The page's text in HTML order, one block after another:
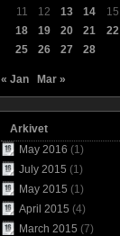
11
12 13 14 15
18
19 20 21 22
25
26 27 28
« Jan Mar »
Arkivet
May 2016 (1)
July 2015 (1)
May 2015 (1)
April 2015 (4)
March 2015 (7)